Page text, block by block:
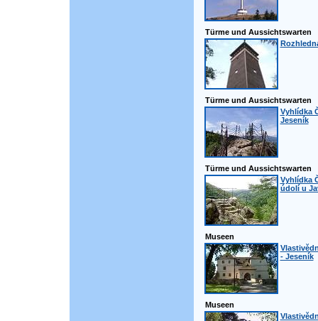
Türme und Aussichtswarten
Türme und Aussichtswarten
Vyhlídka
Jeseník
Türme und Aussichtswarten
Vyhlídka
údolí u
Museen
- Jeseník
Museen